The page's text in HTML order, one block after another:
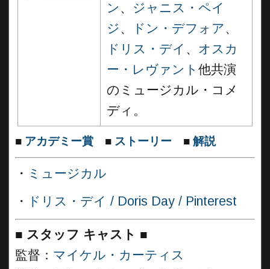
ン 、 ジャニス・ペイ
ジ、 ドン・デフォア、
ドリス・デイ 、 オスカ
ー・レヴァント 他共演
のミュージカル・コメ
ディ。
■ アカデミー賞 ■ ストーリー ■ 解説
・ ミュージカル
・
ドリス・デイ / Doris Day / Pinterest
■ スタッフ キャスト ■
監督： マイケル・カーティス